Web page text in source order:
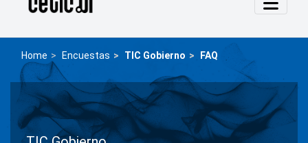
Home Encuestas TIC Gobierno FAQ